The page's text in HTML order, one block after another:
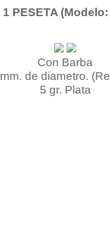
1 PESETA
Con Barba
de diametro.
5 gr. Plata